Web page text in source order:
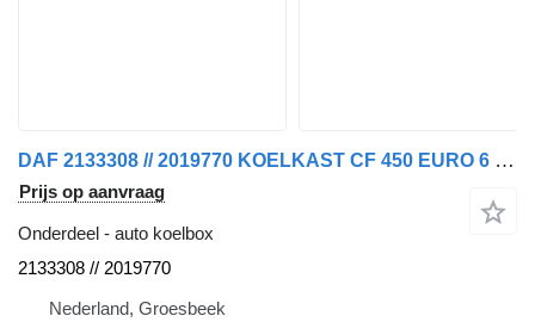
DAF 2133308 // 2019770 KOELKAST CF 450 EURO 6 MODEL 2021 auto koelbox voor vrachtwagen
Prijs op aanvraag
Onderdeel - auto koelbox
2133308 // 2019770
Nederland, Groesbeek